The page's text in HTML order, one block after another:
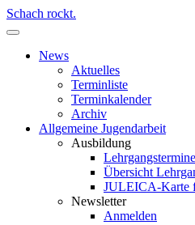
Schach rockt.
News
Aktuelles
Terminliste
Terminkalender
Archiv
Allgemeine Jugendarbeit
Ausbildung
Lehrgangstermine
Übersicht
JULEICA-Karte
Newsletter
Anmelden